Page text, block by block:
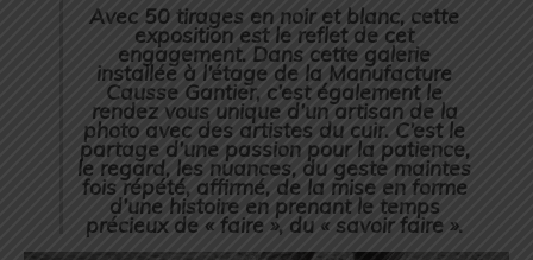
Avec 50 tirages en noir et blanc, cette
exposition est le reflet de cet
engagement. Dans cette galerie
installée à l’étage de la Manufacture
Causse Gantier, c’est également le
rendez vous unique d’un artisan de la
photo avec des artistes du cuir. C’est le
partage d’une passion pour la patience,
le regard, les nuances, du geste maintes
fois répété, affirmé, de la mise en forme
d’une histoire en prenant le temps
précieux de « faire », du « savoir faire ».